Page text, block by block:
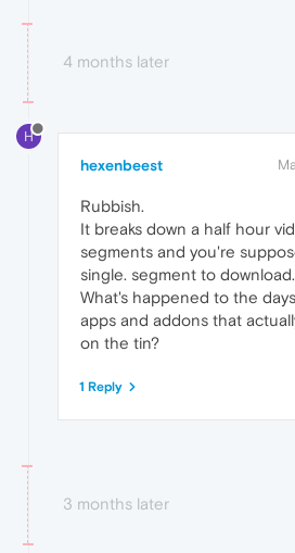
4 months later
H
hexenbeest
Rubbish.
It breaks down a half hour
segments and you're
single. segment to download.
What's happened to the
apps and addons that
on the tin?
1 Reply
3 months later